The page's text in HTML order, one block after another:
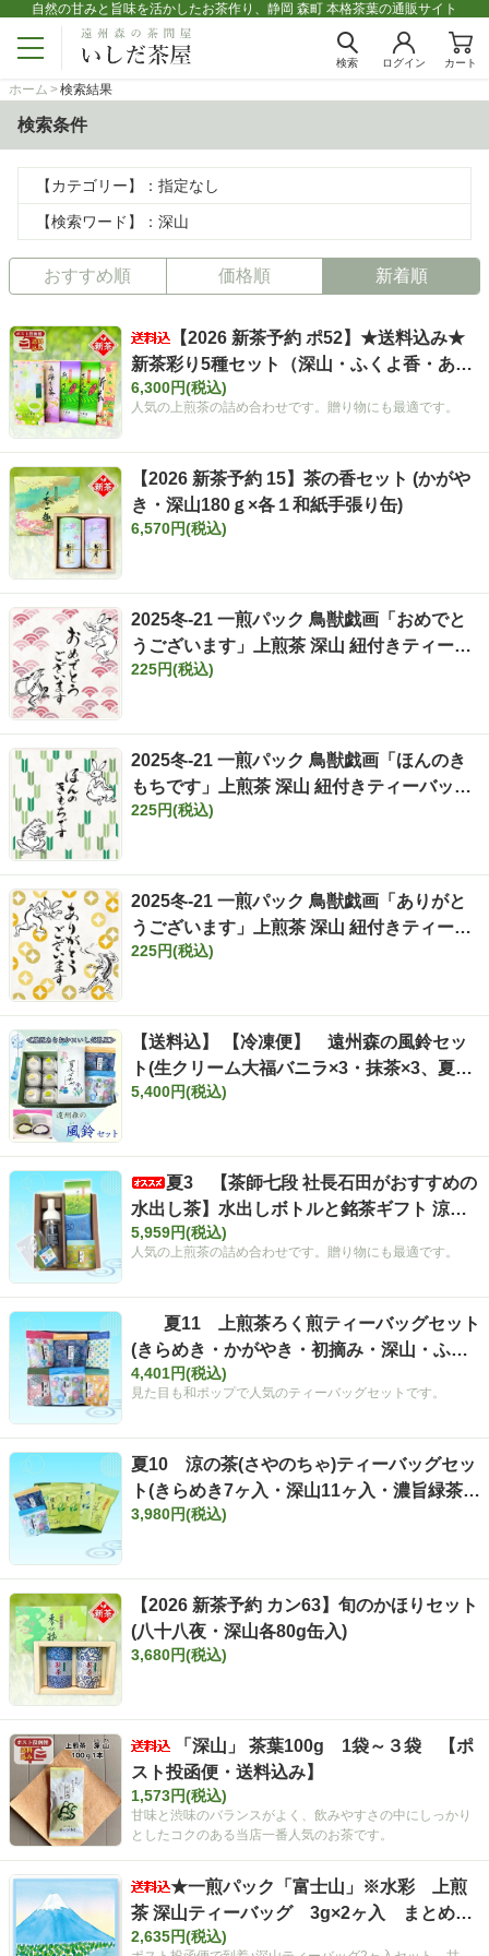
自然の甘みと旨味を活かしたお茶作り、静岡 森町 本格茶葉の通販サイト
検索 ログイン カート
ホーム 検索結果
検索条件
【カテゴリー】：指定なし
【検索ワード】：深山
おすすめ順 価格順 新着順
【2026 新茶予約 ポ52】★送料込み★
新茶彩り5種セット（深山・ふくよ香・あさ
つゆ・さえみどり・薫風各100ｇ）【ポスト
投函便 簡易包装】★5/10まで限定価格★
6,300円(税込)
人気の上煎茶の詰め合わせです。贈り物にも最適です。
【2026 新茶予約 15】茶の香セット (かがや
き・深山180ｇ×各１和紙手張り缶)
6,570円(税込)
2025冬-21 一煎パック 鳥獣戯画「おめでと
うございます」上煎茶 深山 紐付きティーバ
ッグ 3g×2ヶ入
225円(税込)
2025冬-21 一煎パック 鳥獣戯画「ほんのき
もちです」上煎茶 深山 紐付きティーバッ
グ 3g×2ヶ入
225円(税込)
2025冬-21 一煎パック 鳥獣戯画「ありがと
うございます」上煎茶 深山 紐付きティーバ
ッグ 3g×2ヶ入
225円(税込)
【送料込】 【冷凍便】 遠州森の風鈴セッ
ト(生クリーム大福バニラ×3・抹茶×3、夏す
ずか100ｇ、ティーバッグ深山11ヶ入・きら
5,400円(税込)
夏3 【茶師七段 社長石田がおすすめの
水出し茶】水出しボトルと銘茶ギフト 涼の
しずくセット(フィルタインボトル750ml・
きらめき100ｇ・さえみどり100ｇ・深山50
5,959円(税込)
人気の上煎茶の詰め合わせです。贈り物にも最適です。
夏11 上煎茶ろく煎ティーバッグセット
(きらめき・かがやき・初摘み・深山・ふく
よ香・薫風)【夏ギフト】
4,401円(税込)
見た目も和ポップで人気のティーバッグセットです。
夏10 涼の茶(さやのちゃ)ティーバッグセッ
ト(きらめき7ヶ入・深山11ヶ入・濃旨緑茶ひ
も付き15ヶ入・濃旨緑茶18ヶ入×2・そば茶
3,980円(税込)
【2026 新茶予約 カン63】旬のかほりセット
(八十八夜・深山各80g缶入)
3,680円(税込)
「深山」 茶葉100g 1袋～３袋 【ポ
スト投函便・送料込み】
1,573円(税込)
甘味と渋味のバランスがよく、飲みやすさの中にしっかり
としたコクのある当店一番人気のお茶です。
★一煎パック「富士山」※水彩 上煎
茶 深山ティーバッグ 3g×2ヶ入 まとめ買
いセット【ポスト投函便・送料込み】
2,635円(税込)